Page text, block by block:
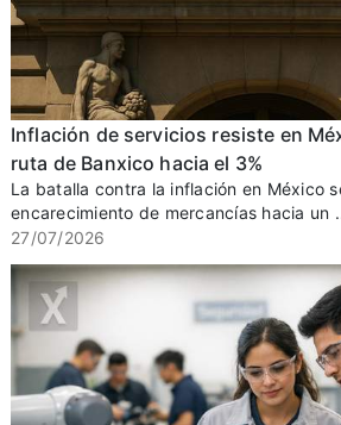
Inflación de servicios resiste en
ruta de Banxico hacia el 3%
La batalla contra la inflación en México
encarecimiento de mercancías hacia un
27/07/2026